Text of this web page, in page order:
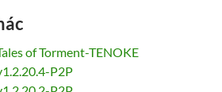
of Torment-TENOKE
P2P